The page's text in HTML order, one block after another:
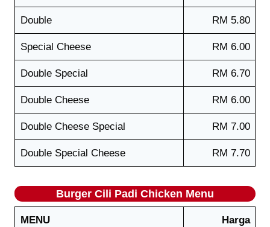
Double RM 5.80
Special Cheese RM 6.00
Double Special RM 6.70
Double Cheese RM 6.00
Double Cheese Special RM 7.00
Double Special Cheese RM 7.70
Burger Cili Padi Chicken Menu
MENU Harga